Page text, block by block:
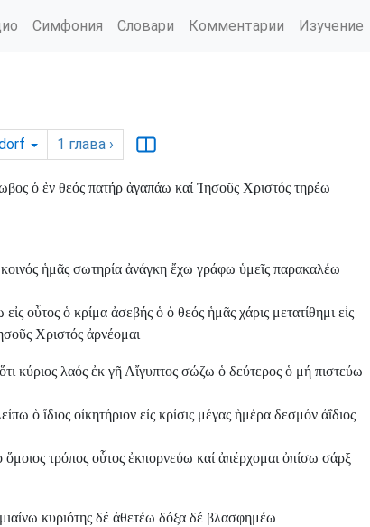
Симфония Словари Комментарии Изучение
1 глава ›
ὁ ἐν θεός πατήρ ἀγαπάω καί Ἰησοῦς Χριστός τηρέω
ἡμᾶς σωτηρία ἀνάγκη ἔχω γράφω ὑμεῖς παρακαλέω
οὗτος ὁ κρίμα ἀσεβής ὁ ὁ θεός ἡμᾶς χάρις μετατίθημι εἰς
Χριστός ἀρνέομαι
κύριος λαός ἐκ γῆ Αἴγυπτος σώζω ὁ δεύτερος ὁ μή πιστεύω
ὁ ἴδιος οἰκητήριον εἰς κρίσις μέγας ἡμέρα δεσμόν ἀΐδιος
τρόπος οὗτος ἐκπορνεύω καί ἀπέρχομαι ὀπίσω σάρξ
κυριότης δέ ἀθετέω δόξα δέ βλασφημέω